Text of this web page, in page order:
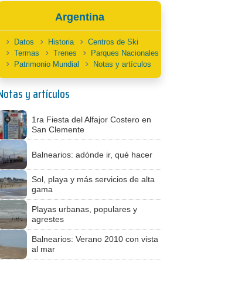
Argentina
Datos Historia
Centros de Ski
Termas
Trenes
Parques Nacionales
Patrimonio Mundial
Notas y artículos
y artículos
1ra Fiesta del Alfajor Costero en
San Clemente
Balnearios: adónde ir, qué hacer
Sol, playa y más servicios de alta
gama
Playas urbanas, populares y
agrestes
Balnearios: Verano 2010 con vista
al mar